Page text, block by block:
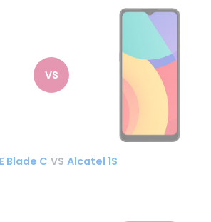
VS
Blade C VS Alcatel 1S